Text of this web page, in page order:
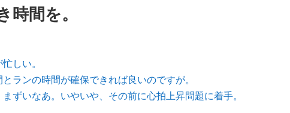
時間を。
しい。
ランの時間が確保できれば良いのですが。
まずいなあ。いやいや、その前に心拍上昇問題に着手。